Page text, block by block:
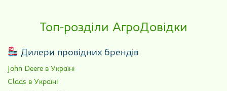
Топ-розділи АгроДовідки
Дилери провідних брендів
John Deere в Україні
Claas в Україні